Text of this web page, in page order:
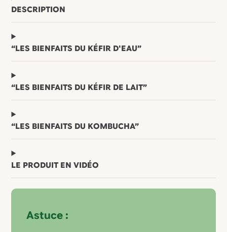
DESCRIPTION
“LES BIENFAITS DU KÉFIR D'EAU”
“LES BIENFAITS DU KÉFIR DE LAIT”
“LES BIENFAITS DU KOMBUCHA”
LE PRODUIT EN VIDÉO
Astuce :